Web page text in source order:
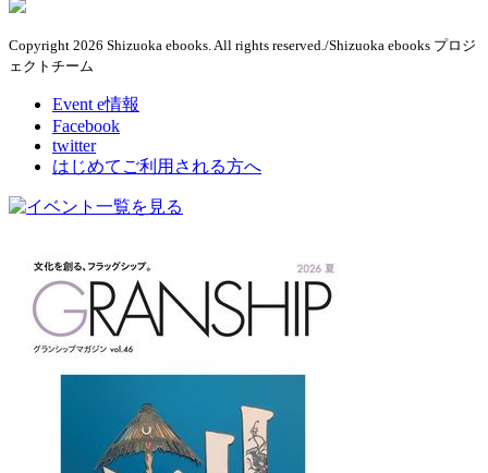
Copyright 2026 Shizuoka ebooks. All rights reserved./Shizuoka ebooks プロジ
ェクトチーム
Event e情報
Facebook
twitter
はじめてご利用される方へ